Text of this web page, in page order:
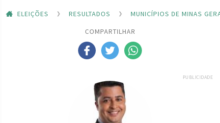
ELEIÇÕES RESULTADOS
MUNICÍPIOS DE MINAS
COMPARTILHAR
PUBLICIDADE